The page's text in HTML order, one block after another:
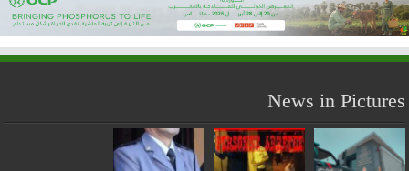
News in Pictures